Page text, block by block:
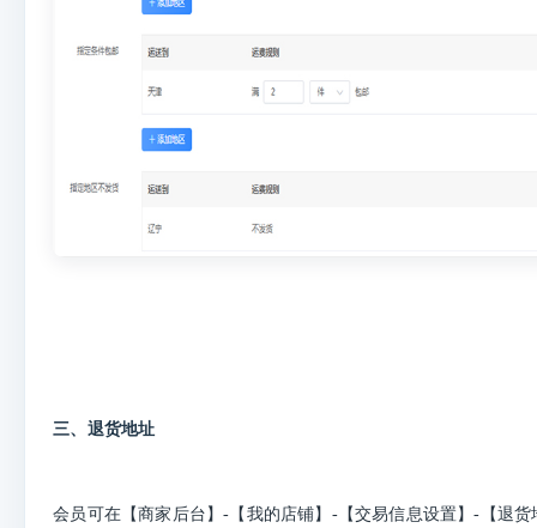
三、退货地址
会员可在【商家后台】-【我的店铺】-【交易信息设置】-【退货